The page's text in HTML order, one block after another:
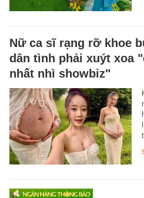
Nữ ca sĩ rạng rỡ khoe
dân tình phải xuýt xoa
nhất nhì showbiz"